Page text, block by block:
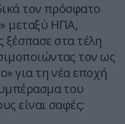
τον πρόσφατο
μεταξύ ΗΠΑ,
ξέσπασε στα τέλη
τον ως
για τη νέα εποχή
του
είναι σαφές: